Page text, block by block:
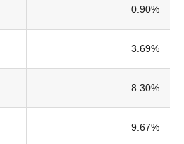
0.90%
3.69%
8.30%
9.67%